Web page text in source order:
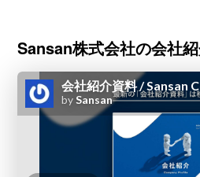
Sansan株式会社の会社